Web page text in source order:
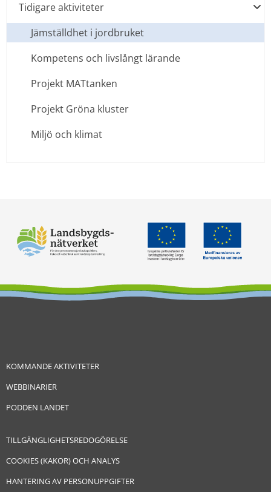
Tidigare aktiviteter
Jämställdhet i jordbruket
Kompetens och livslångt lärande
Projekt MATtanken
Projekt Gröna kluster
Miljö och klimat
KOMMANDE AKTIVITETER
WEBBINARIER
PODDEN LANDET
TILLGÄNGLIGHETSREDOGÖRELSE
COOKIES (KAKOR) OCH ANALYS
HANTERING AV PERSONUPPGIFTER